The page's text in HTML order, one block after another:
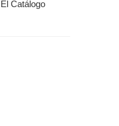
Catálogo